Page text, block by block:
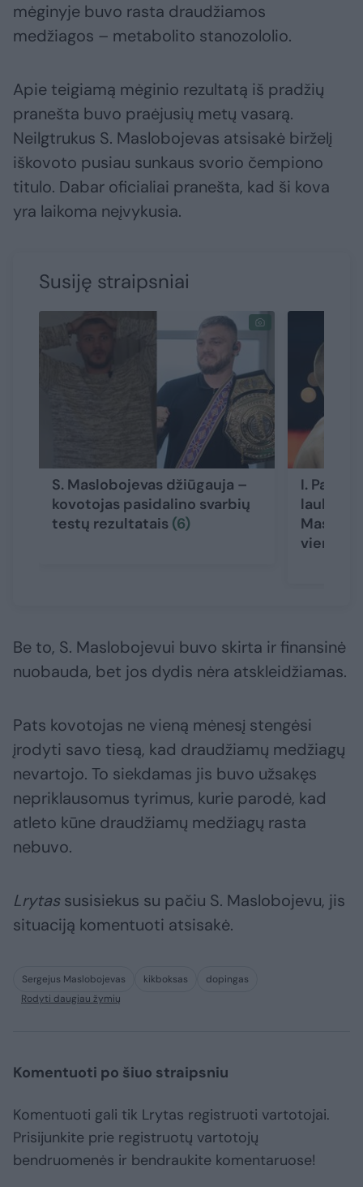
mėginyje buvo rasta draudžiamos
medžiagos – metabolito stanozololio.
Apie teigiamą mėginio rezultatą iš pradžių
pranešta buvo praėjusių metų vasarą.
Neilgtrukus S. Maslobojevas atsisakė birželį
iškovoto pusiau sunkaus svorio čempiono
titulo. Dabar oficialiai pranešta, kad ši kova
yra laikoma neįvykusia.
Susiję straipsniai
S. Maslobojevas džiūgauja –
kovotojas pasidalino svarbių
testų rezultatais (6)
I.
viena
Be to, S. Maslobojevui buvo skirta ir finansinė
nuobauda, bet jos dydis nėra atskleidžiamas.
Pats kovotojas ne vieną mėnesį stengėsi
įrodyti savo tiesą, kad draudžiamų medžiagų
nevartojo. To siekdamas jis buvo užsakęs
nepriklausomus tyrimus, kurie parodė, kad
atleto kūne draudžiamų medžiagų rasta
nebuvo.
Lrytassusisiekus su pačiu S. Maslobojevu, jis
situaciją komentuoti atsisakė.
Sergejus Maslobojevas kikboksas
dopingas
Rodyti daugiau žymių
Komentuoti po šiuo straipsniu
Komentuoti gali tik Lrytas registruoti vartotojai.
Prisijunkite prie registruotų vartotojų
bendruomenės ir bendraukite komentaruose!